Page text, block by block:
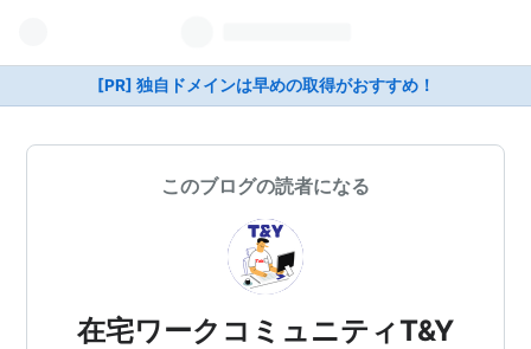
[PR] 独自ドメインは早めの取得がおすすめ！
このブログの読者になる
在宅ワークコミュニティT&Y